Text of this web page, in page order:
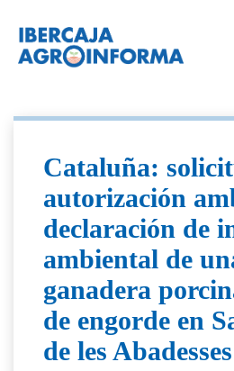
Cataluña:
autorización
declaración de
ambiental de
ganadera
de engorde en
de les Abadesses